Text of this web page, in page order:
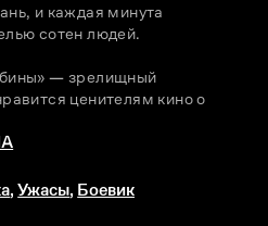
и каждая минута
сотен людей.
— зрелищный
ценителям кино о
,Ужасы, Боевик